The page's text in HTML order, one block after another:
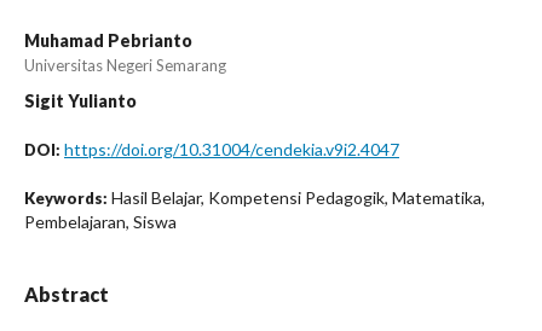
Muhamad Pebrianto
Universitas Negeri Semarang
Sigit Yulianto
DOI: https://doi.org/10.31004/cendekia.v9i2.4047
Keywords: Hasil Belajar, Kompetensi Pedagogik, Matematika,
Pembelajaran, Siswa
Abstract